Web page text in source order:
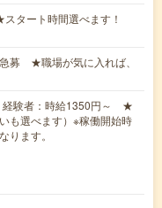
タート時間選べます！
募 ★職場が気に入れば、
経験者：時給1350円～ ★
も選べます）※稼働開始時
ります。